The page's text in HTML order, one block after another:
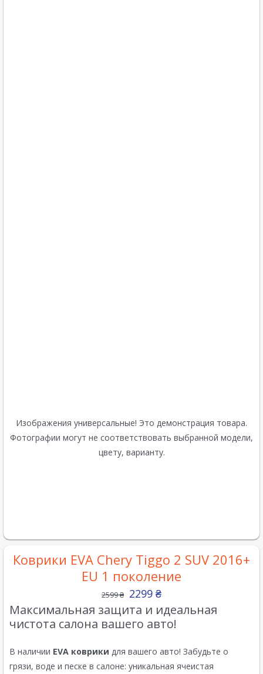
Изображения универсальные! Это демонстрация товара.
Фотографии могут не соответствовать выбранной модели,
цвету, варианту.
Коврики EVA Chery Tiggo 2 SUV 2016+
EU 1 поколение
2599₴ 2299 ₴
Максимальная защита и идеальная
чистота салона вашего авто!
В наличии EVA коврики для вашего авто! Забудьте о
грязи, воде и песке в салоне: уникальная ячеистая